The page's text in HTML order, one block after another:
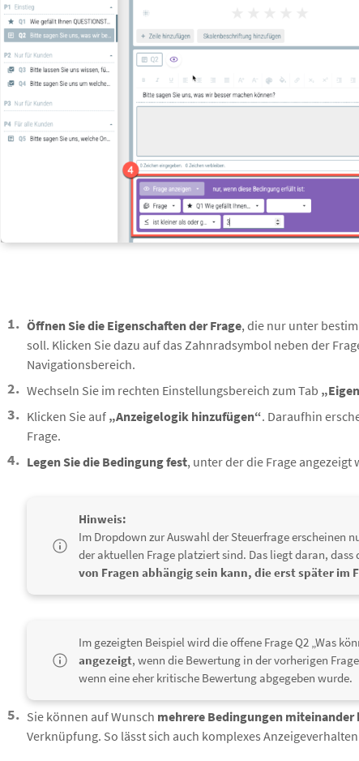
Öffnen Sie die Eigenschaften der Frage, die nur unter
soll. Klicken Sie dazu auf das Zahnradsymbol neben der
Navigationsbereich.
Wechseln Sie im rechten Einstellungsbereich zum Tab
Klicken Sie auf „Anzeigelogik hinzufügen“. Daraufhin
Frage.
Legen Sie die Bedingung fest, unter der die Frage angezeigt
Hinweis:
Im Dropdown zur Auswahl der Steuerfrage erscheinen
der aktuellen Frage platziert sind. Das liegt daran,
von Fragen abhängig sein kann, die erst später im
Im gezeigten Beispiel wird die offene Frage Q2 „Was
angezeigt, wenn die Bewertung in der vorherigen
wenn eine eher kritische Bewertung abgegeben wurde.
Sie können auf Wunsch mehrere Bedingungen
Verknüpfung. So lässt sich auch komplexes